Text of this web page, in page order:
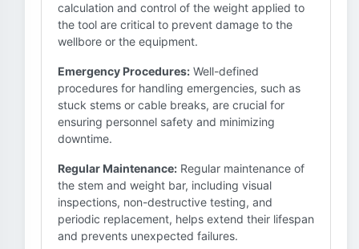
calculation and control of the weight applied to
the tool are critical to prevent damage to the
wellbore or the equipment.
Emergency Procedures: Well-defined
procedures for handling emergencies, such as
stuck stems or cable breaks, are crucial for
ensuring personnel safety and minimizing
downtime.
Regular Maintenance: Regular maintenance of
the stem and weight bar, including visual
inspections, non-destructive testing, and
periodic replacement, helps extend their lifespan
and prevents unexpected failures.